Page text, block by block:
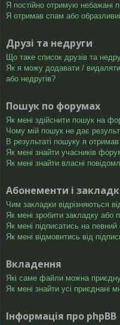
Я постійно отримую небажані
Я отримав спам або
Друзі та недруги
Що таке список друзів та
Як я можу додавати / видаляти
або недругів?
Пошук по форумах
Як мені здійснити пошук на
Чому мій пошук не дає
В результаті пошуку я
Як мені знайти учасників
Як мені знайти власні
Абонементи і
Чим закладки відрізняються
Як мені зробити закладку або
Як мені підписатись на
Як мені відмовитись від
Вкладення
Які саме файли можна
Як мені знайти усі приєднані
Інформація про phpBB